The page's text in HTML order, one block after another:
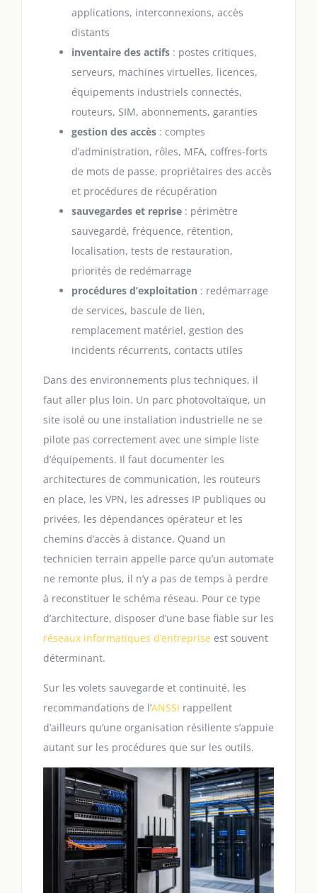
applications, interconnexions, accès
distants
inventaire des actifs : postes critiques,
serveurs, machines virtuelles, licences,
équipements industriels connectés,
routeurs, SIM, abonnements, garanties
gestion des accès : comptes
d’administration, rôles, MFA, coffres-forts
de mots de passe, propriétaires des accès
et procédures de récupération
sauvegardes et reprise : périmètre
sauvegardé, fréquence, rétention,
localisation, tests de restauration,
priorités de redémarrage
procédures d’exploitation : redémarrage
de services, bascule de lien,
remplacement matériel, gestion des
incidents récurrents, contacts utiles
Dans des environnements plus techniques, il
faut aller plus loin. Un parc photovoltaïque, un
site isolé ou une installation industrielle ne se
pilote pas correctement avec une simple liste
d’équipements. Il faut documenter les
architectures de communication, les routeurs
en place, les VPN, les adresses IP publiques ou
privées, les dépendances opérateur et les
chemins d’accès à distance. Quand un
technicien terrain appelle parce qu’un automate
ne remonte plus, il n’y a pas de temps à perdre
à reconstituer le schéma réseau. Pour ce type
d’architecture, disposer d’une base fiable sur les
réseaux informatiques d’entreprise est souvent
déterminant.
Sur les volets sauvegarde et continuité, les
recommandations de l’ANSSI rappellent
d’ailleurs qu’une organisation résiliente s’appuie
autant sur les procédures que sur les outils.